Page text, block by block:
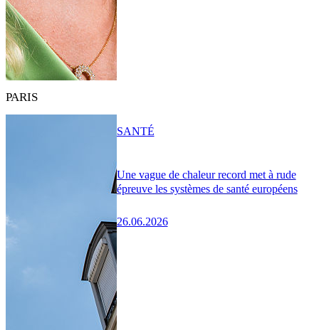
PARIS
Une vague de chaleur record met à rude
épreuve les systèmes de santé européens
26.06.2026
SANTÉ